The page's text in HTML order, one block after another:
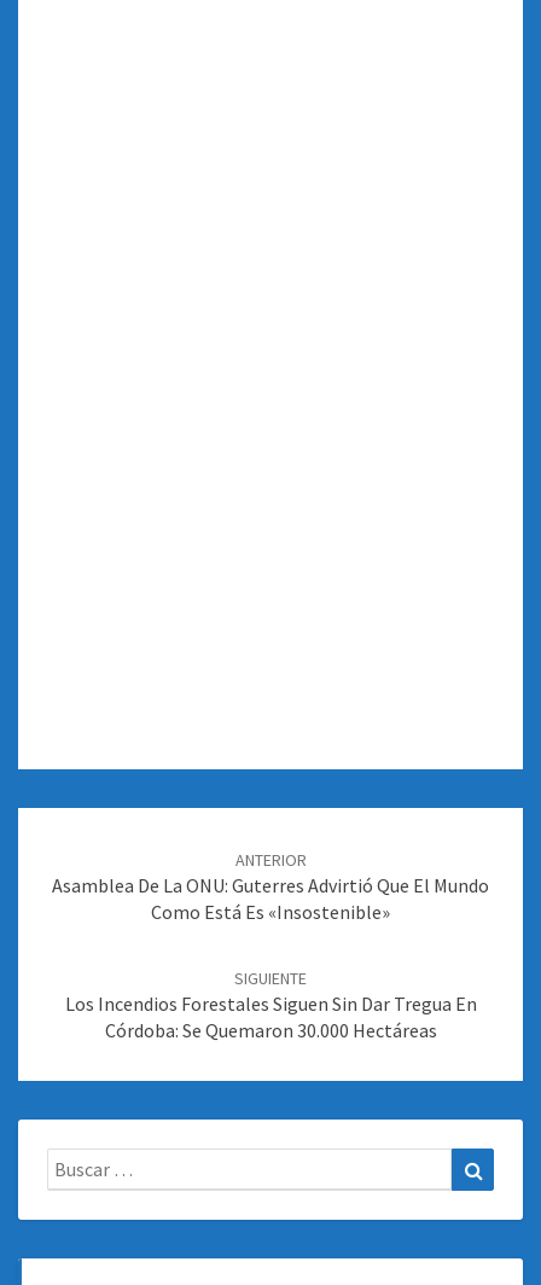
entradas
ANTERIOR
Asamblea De La ONU: Guterres Advirtió Que El Mundo
Como Está Es «insostenible»
SIGUIENTE
Los Incendios Forestales Siguen Sin Dar Tregua En
Córdoba: Se Quemaron 30.000 Hectáreas
Buscar: